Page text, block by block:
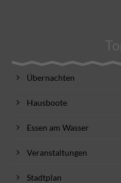
Übernachten
Hausboote
Essen am Wasser
Veranstaltungen
Stadtplan